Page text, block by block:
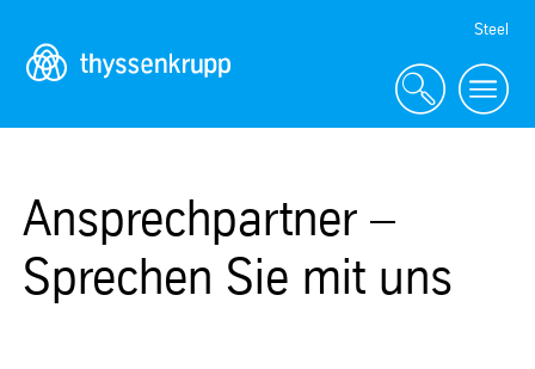
Navigation
Steel
Ansprechpartner –
Sprechen Sie mit uns